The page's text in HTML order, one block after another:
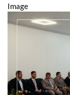
Image